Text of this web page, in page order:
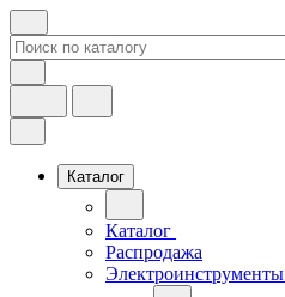
Каталог
Каталог
Распродажа
Электроинструменты